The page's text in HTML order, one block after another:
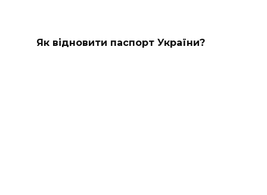
Як відновити паспорт України?